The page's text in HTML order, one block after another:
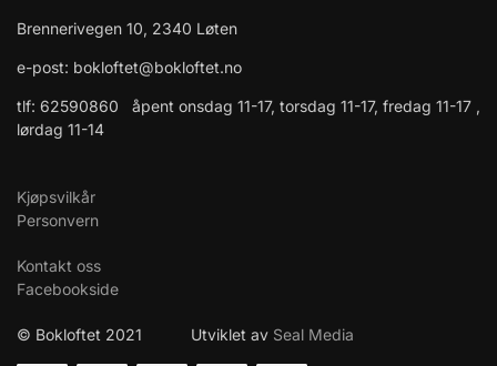
Brennerivegen 10, 2340 Løten
e-post: bokloftet@bokloftet.no
tlf: 62590860 åpent onsdag 11-17, torsdag 11-17, fredag 11-17 ,
lørdag 11-14
Kjøpsvilkår
Personvern
Kontakt oss
Facebookside
© Bokloftet 2021 Utviklet av Seal Media